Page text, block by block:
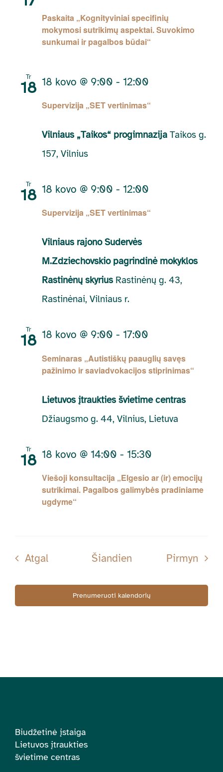
Paskaita „Kognityviniai specifinių
mokymosi sutrikimų aspektai. Suvokimo
sunkumai ir pagalbos būdai“
Tr
18
Supervizija „SET vertinimas“
18 kovo @ 9:00 - 12:00
Vilniaus „Taikos“ progimnazija Taikos g.
157, Vilnius
Tr
18
Supervizija „SET vertinimas“
18 kovo @ 9:00 - 12:00
Vilniaus rajono Sudervės
M.Zdziechovskio pagrindinė mokyklos
Rastinėnų skyrius Rastinėnų g. 43,
Rastinėnai, Vilniaus r.
Tr
18
Seminaras „Autistiškų paauglių savęs
pažinimo ir saviadvokacijos stiprinimas“
18 kovo @ 9:00 - 17:00
Lietuvos įtraukties švietime centras
Džiaugsmo g. 44, Vilnius, Lietuva
Tr
18
Viešoji konsultacija „Elgesio ar (ir) emocijų
sutrikimai. Pagalbos galimybės pradiniame
ugdyme“
18 kovo @ 14:00 - 15:30
AtgalRenginiai Šiandien Pirmyn
Prenumeruoti kalendorių
Biudžetinė įstaiga
Lietuvos įtraukties
švietime centras